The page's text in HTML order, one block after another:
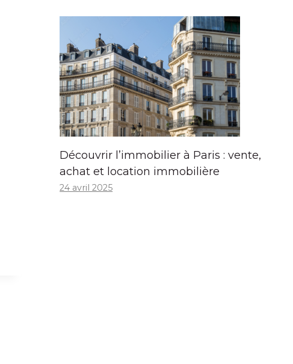
Découvrir l’immobilier à Paris : vente,
achat et location immobilière
24 avril 2025